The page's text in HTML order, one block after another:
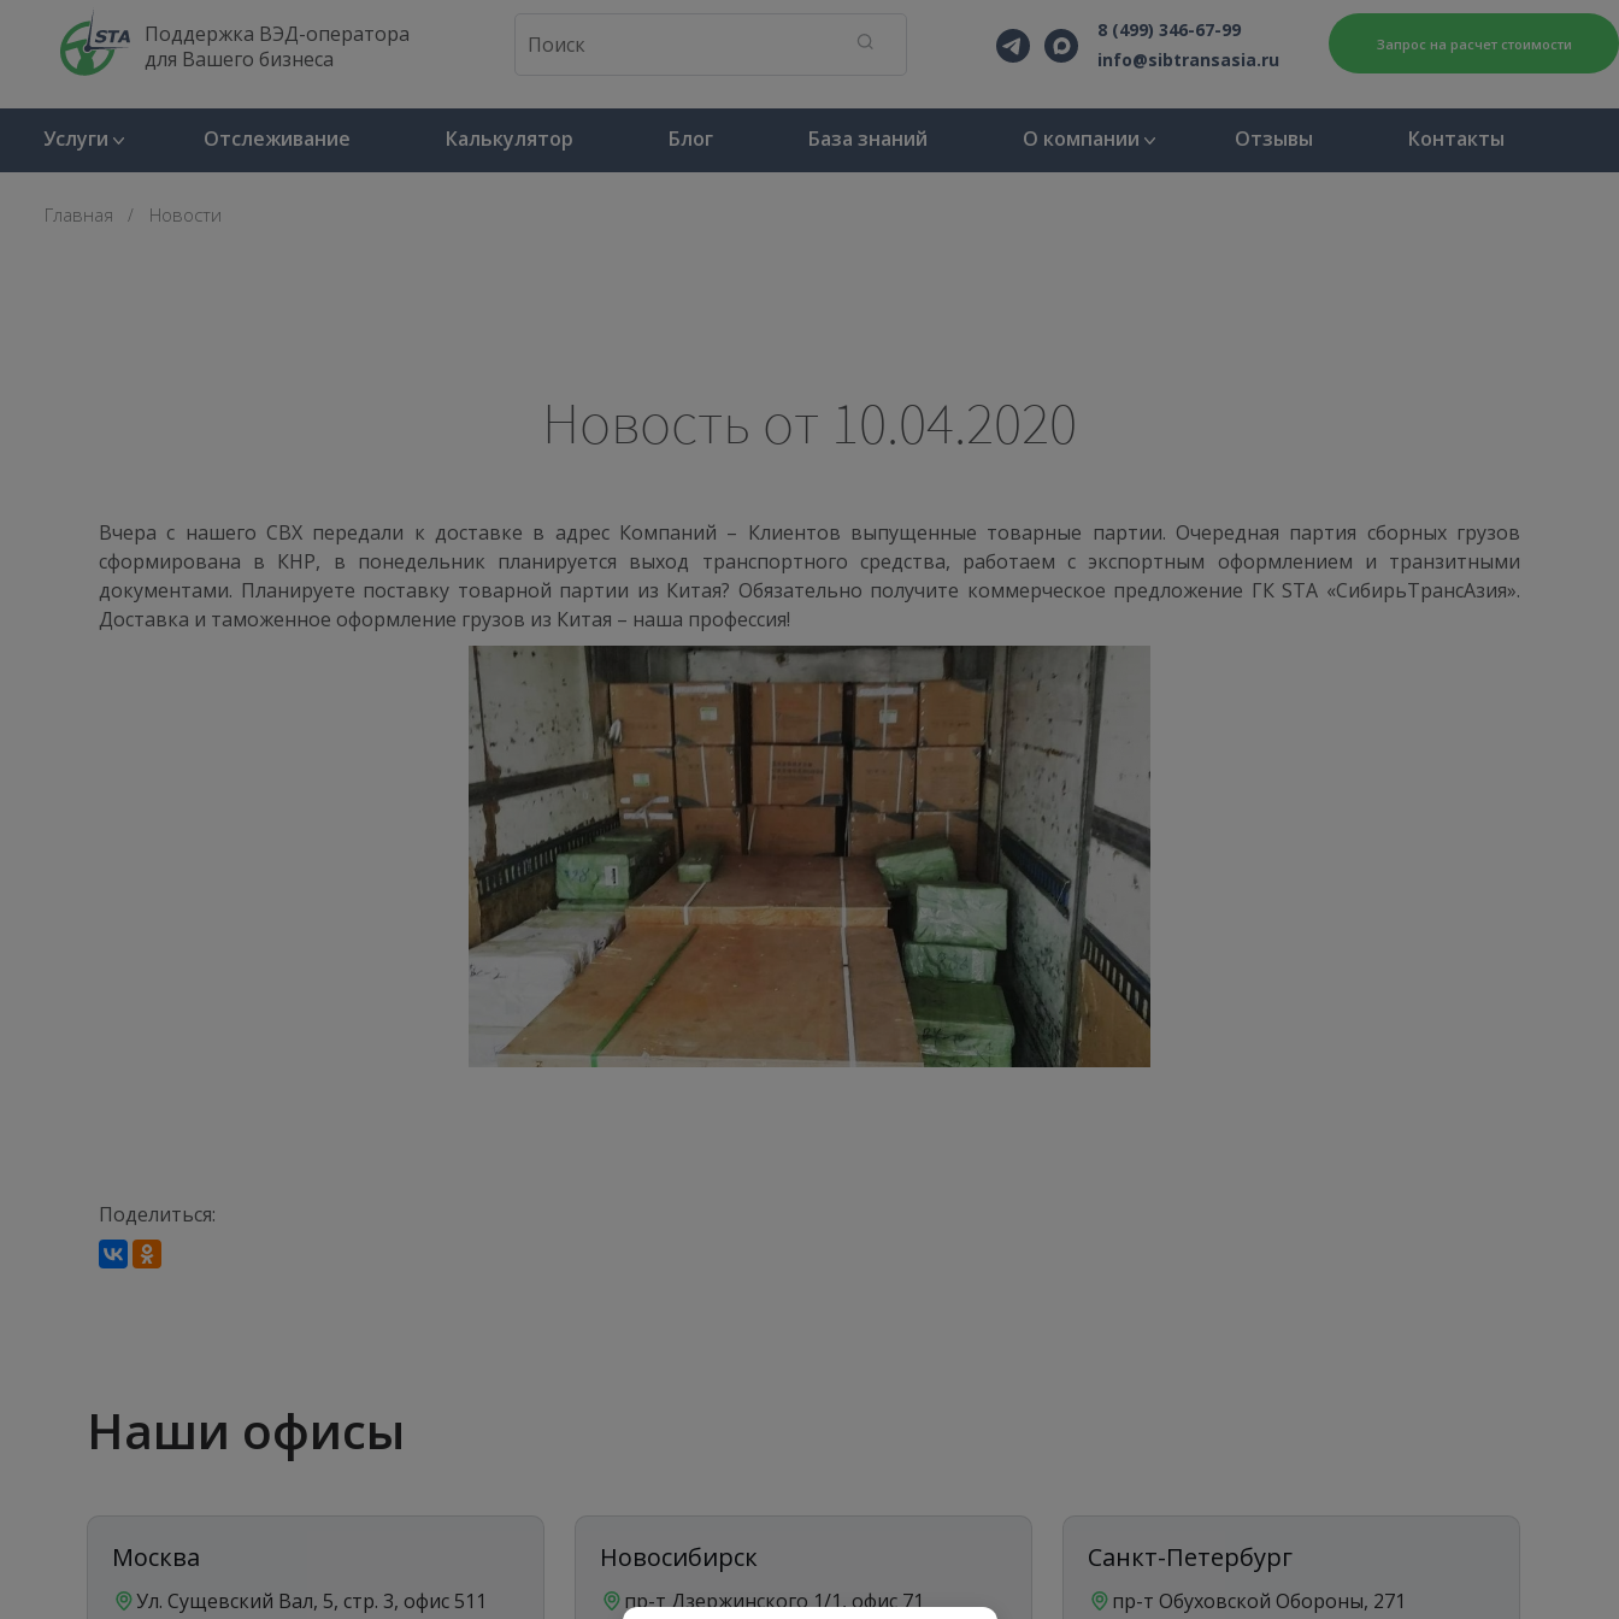
Поддержка ВЭД-оператора
для Вашего бизнеса
8 (499) 346-67-99
info@sibtransasia.ru
Запрос на расчет стоимости
Услуги Отслеживание Калькулятор Блог База знаний О компании Отзывы Контакты
Главная Новости
Новость от 10.04.2020
Вчера с нашего СВХ передали к доставке в адрес Компаний – Клиентов выпущенные товарные партии. Очередная партия сборных грузов
сформирована в КНР, в понедельник планируется выход транспортного средства, работаем с экспортным оформлением и транзитными
документами. Планируете поставку товарной партии из Китая? Обязательно получите коммерческое предложение ГК STA «СибирьТрансАзия».
Доставка и таможенное оформление грузов из Китая – наша профессия!
Поделиться:
Наши офисы
Москва
Ул. Сущевский Вал, 5, стр. 3, офис 511
Новосибирск
пр-т Дзержинского 1/1, офис 71
Санкт-Петербург
пр-т Обуховской Обороны, 271